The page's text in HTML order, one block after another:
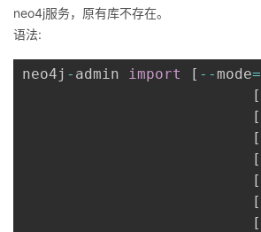
neo4j服务，原有库不存在。
语法:
neo4j - admin import [ -- mode=
[
[
[
[
[
[
[